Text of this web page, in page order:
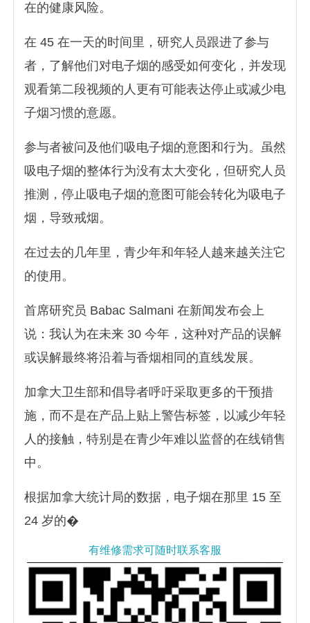
在的健康风险。
在 45 在一天的时间里，研究人员跟进了参与
者，了解他们对电子烟的感受如何变化，并发现
观看第二段视频的人更有可能表达停止或减少电
子烟习惯的意愿。
参与者被问及他们吸电子烟的意图和行为。虽然
吸电子烟的整体行为没有太大变化，但研究人员
推测，停止吸电子烟的意图可能会转化为吸电子
烟，导致戒烟。
在过去的几年里，青少年和年轻人越来越关注它
的使用。
首席研究员 Babac Salmani 在新闻发布会上
说：我认为在未来 30 今年，这种对产品的误解
或误解最终将沿着与香烟相同的直线发展。
加拿大卫生部和倡导者呼吁采取更多的干预措
施，而不是在产品上贴上警告标签，以减少年轻
人的接触，特别是在青少年难以监督的在线销售
中。
根据加拿大统计局的数据，电子烟在那里 15 至
24 岁的�
有维修需求可随时联系客服